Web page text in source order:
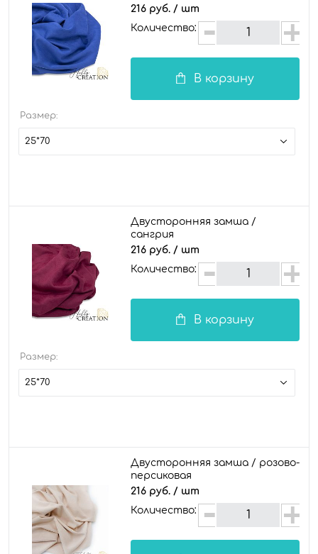
216 руб. / шт
Количество:
В корзину
Размер:
25*70
Двусторонняя замша /
сангрия
216 руб. / шт
Количество:
В корзину
Размер:
25*70
Двусторонняя замша / розово-
персиковая
216 руб. / шт
Количество: